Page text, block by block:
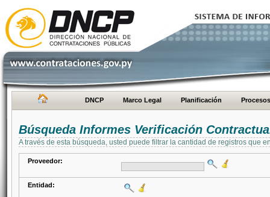
DNCP Marco Legal Planificación Procesos
Búsqueda Informes Verificación
A través de esta búsqueda, usted puede filtrar la cantidad de registros que
Proveedor:
Entidad: